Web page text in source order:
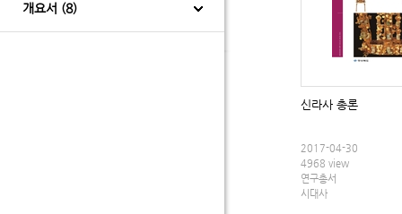
개요서 (8)
신라사 총론
2017-04-30
4968 view
연구총서
시대사